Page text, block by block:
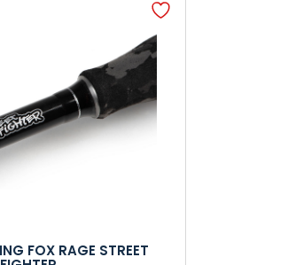
FOX RAGE STREET